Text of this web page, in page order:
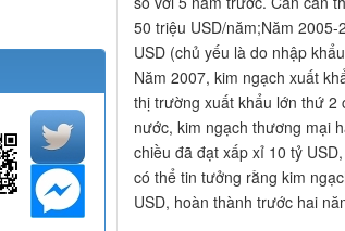
50 triệu USD/năm;Năm
USD (chủ yếu là do nhập
Năm 2007, kim ngạch xuất
thị trường xuất khẩu lớn thứ 2
nước, kim ngạch thương mại
chiều đã đạt xấp xỉ 10 tỷ
có thể tin tưởng rằng kim
USD, hoàn thành trước hai